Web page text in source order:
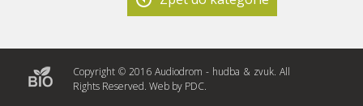
Copyright © 2016 Audiodrom - hudba & zvuk. All
Rights Reserved. Web by PDC.